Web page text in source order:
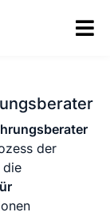
der
die